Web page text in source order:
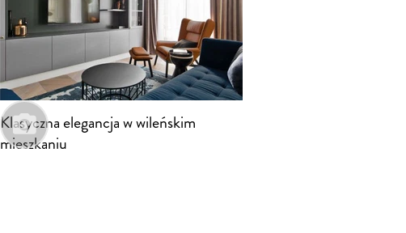
Klasyczna elegancja w wileńskim
mieszkaniu